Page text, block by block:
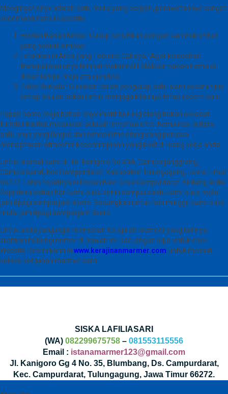
Mengingat onyx adalah batu mulia yang berpori, perawatannya sangat
sederhana namun spesifix :
Hindari Bahan Kimia : Cukup bersihkan dengan kain mikrofiber
yang sedikit lembap.
Letakkan di Area yang Terkena Cahaya : Agar keindahan
transparansi onyx terlihat maksimal.Letakkan papan nama di
dekat lampu meja atau jendela.
Poles Berkala : Gunakan cairan pengkilap batu alam secara tipis
setiap 6bulan sekali untuk menjaga kilaunya tetap seperti baru.
Papan nama meja bahan onyx motif burung elang bukan sekadar
furnitur kantor, melainkan sebuah investasi citra. Kombinasi antara
batu onyx yang langka dan simbolisme elang yang perkasa
menciptakan atmosfer kepemimpinan yang kuat di ruang kerja anda.
Untuk alamat kami di Jln. Kanigoro No.40A, Campurjanggrang,
Campurdarat, Kec.Campurdarat, Kabupaten Tulungagung, Jawa Timur
66272. Lebih tepatnya di Depan Bale Desa Campurdarat. Bintang Antik
Sejahtera setiap hari kami buka senin sampai sabtu kami buka mulai
jam 8pagi sampai jam 4sore. Sedangkan untuk hari minggu kami buka
mulai jam 8pagi sampai jam 3sore.
Untuk anda yang ingin memesan Kerajinan marmer yang lainnya
silahkan hubungi nomor di bawah ini. Dan jangan lupa untuk chek
Website Resmi kami di www.kerajinanmarmer.com untuk melihat
koleksi kerajinan marmer kami .
SISKA LAFILIASARI
(WA) 082299675758 – 081553115556
Email : istanamarmer123@gmail.com
Jl. Kanigoro Gg 4 No. 35, Blumbang, Ds. Campurdarat,
Kec. Campurdarat, Tulungagung, Jawa Timur 66272.